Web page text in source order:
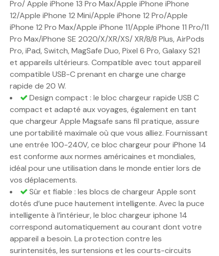
Pro/ Apple iPhone 13 Pro Max/Apple iPhone iPhone
12/Apple iPhone 12 Mini/Apple iPhone 12 Pro/Apple
iPhone 12 Pro Max/Apple iPhone 11/Apple iPhone 11 Pro/11
Pro Max/iPhone SE 2020/X/XR/XS/ XR/8/8 Plus, AirPods
Pro, iPad, Switch, MagSafe Duo, Pixel 6 Pro, Galaxy S21
et appareils ultérieurs. Compatible avec tout appareil
compatible USB-C prenant en charge une charge
rapide de 20 W.
Design compact : le bloc chargeur rapide USB C
compact et adapté aux voyages, également en tant
que chargeur Apple Magsafe sans fil pratique, assure
une portabilité maximale où que vous alliez. Fournissant
une entrée 100-240V, ce bloc chargeur pour iPhone 14
est conforme aux normes américaines et mondiales,
idéal pour une utilisation dans le monde entier lors de
vos déplacements.
Sûr et fiable : les blocs de chargeur Apple sont
dotés d’une puce hautement intelligente. Avec la puce
intelligente à l’intérieur, le bloc chargeur iphone 14
correspond automatiquement au courant dont votre
appareil a besoin. La protection contre les
surintensités, les surtensions et les courts-circuits